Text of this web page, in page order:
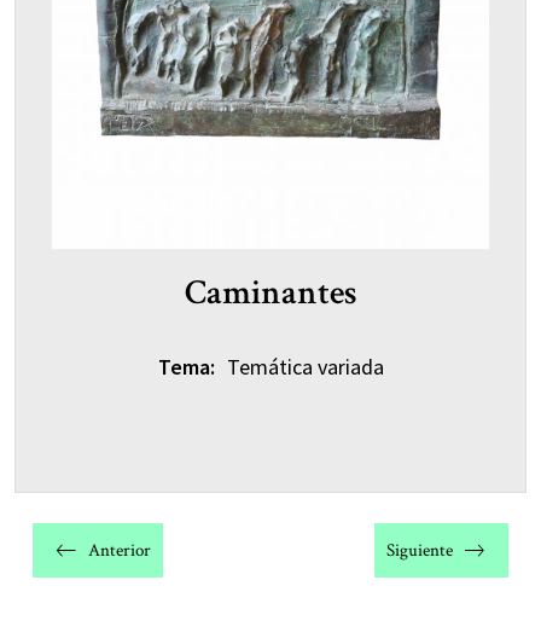
Caminantes
Tema: Temática variada
entradas
Anterior Siguiente